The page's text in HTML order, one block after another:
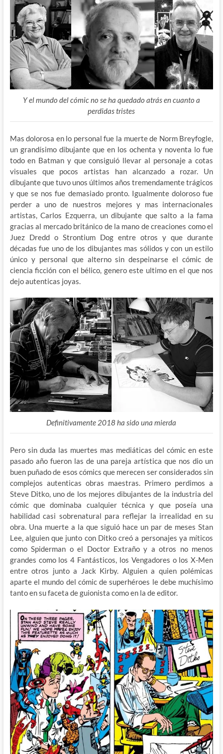
Y el mundo del cómic no se ha quedado atrás en cuanto a
perdidas tristes
Mas dolorosa en lo personal fue la muerte de Norm Breyfogle,
un grandísimo dibujante que en los ochenta y noventa lo fue
todo en Batman y que consiguió llevar al personaje a cotas
visuales que pocos artistas han alcanzado a rozar. Un
dibujante que tuvo unos últimos años tremendamente trágicos
y que se nos fue demasiado pronto. Igualmente doloroso fue
perder a uno de nuestros mejores y mas internacionales
artistas, Carlos Ezquerra, un dibujante que salto a la fama
gracias al mercado británico de la mano de creaciones como el
Juez Dredd o Strontium Dog entre otros y que durante
décadas fue uno de los dibujantes mas sólidos y con un estilo
único y personal que alterno sin despeinarse el cómic de
ciencia ficción con el bélico, genero este ultimo en el que nos
dejo autenticas joyas.
Definitivamente 2018 ha sido una mierda
Pero sin duda las muertes mas mediáticas del cómic en este
pasado año fueron las de una pareja artística que nos dio un
buen puñado de esos cómics que merecen ser considerados sin
complejos autenticas obras maestras. Primero perdimos a
Steve Ditko, uno de los mejores dibujantes de la industria del
cómic que dominaba cualquier técnica y que poseía una
habilidad casi sobrenatural para reflejar la irrealidad en su
obra. Una muerte a la que siguió hace un par de meses Stan
Lee, alguien que junto con Ditko creó a personajes ya míticos
como Spiderman o el Doctor Extraño y a otros no menos
grandes como los 4 Fantásticos, los Vengadores o los X-Men
entre otros junto a Jack Kirby. Alguien a quien polémicas
aparte el mundo del cómic de superhéroes le debe muchísimo
tanto en su faceta de guionista como en la de editor.